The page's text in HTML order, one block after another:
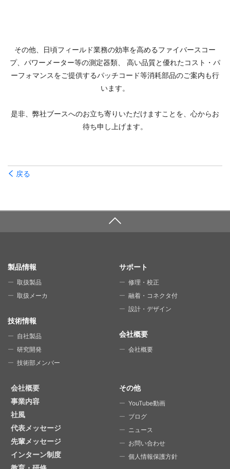
その他、日頃フィールド業務の効率を高めるファイバースコー
プ、パワーメーター等の測定器類、 高い品質と優れたコスト・パ
ーフォマンスをご提供するパッチコード等消耗部品のご案内も行
います。
是非、弊社ブースへのお立ち寄りいただけますことを、心からお
待ち申し上げます。
戻る
SITE MAP
製品情報
取扱製品
取扱メーカ
技術情報
自社製品
研究開発
技術部メンバー
サポート
修理・校正
融着・コネクタ付
設計・デザイン
会社概要
会社概要
会社概要
事業内容
社風
代表メッセージ
先輩メッセージ
インターン制度
その他
YouTube動画
ブログ
ニュース
お問い合わせ
個人情報保護方針